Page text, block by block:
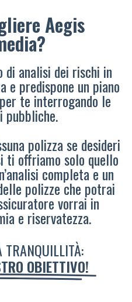
Aegis
di analisi dei rischi in
e predispone un piano
te interrogando le
pubbliche.
polizza se desideri
ti offriamo solo quello
completa e un
polizze che potrai
vorrai in
e riservatezza.
OBIETTIVO!